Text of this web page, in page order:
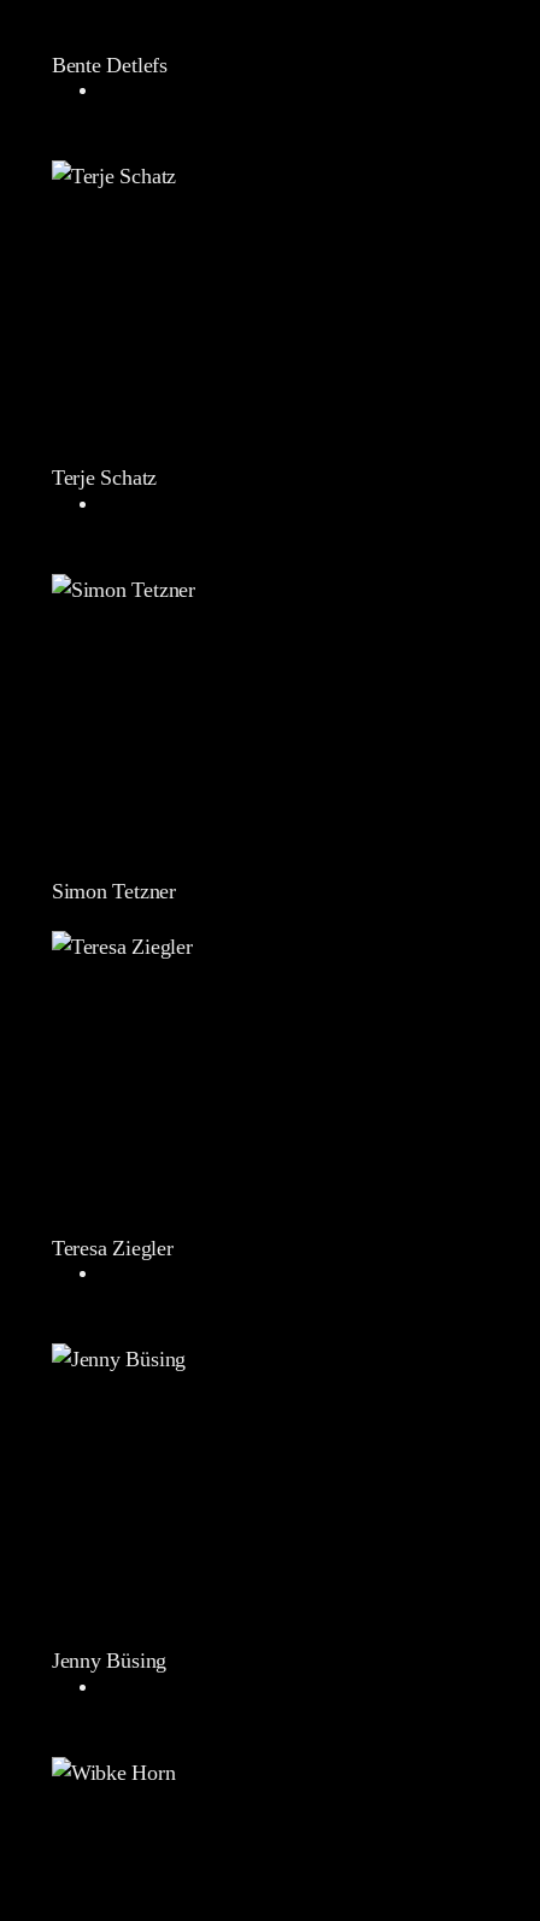
Bente Detlefs
Terje Schatz
Simon Tetzner
Teresa Ziegler
Jenny Büsing